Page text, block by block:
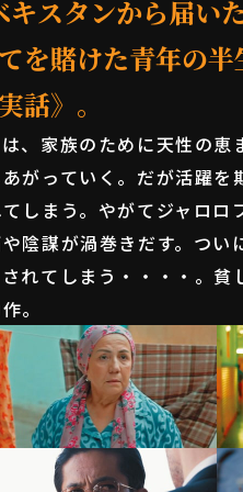
スタンから届い
を賭けた青年の
話》。
、家族のために天性の恵
がっていく。だが活躍を
しまう。やがてジャロロ
陰謀が渦巻きだす。つい
れてしまう・・・・。貧
。